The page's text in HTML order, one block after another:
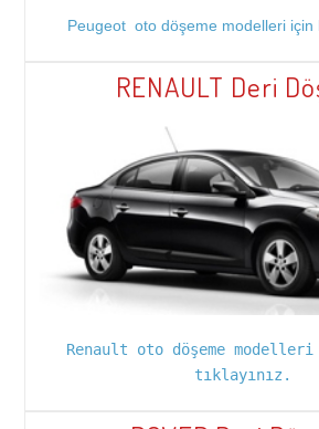
Peugeot oto döşeme modelleri için
RENAULT Deri
Renault oto döşeme
tıklayınız.